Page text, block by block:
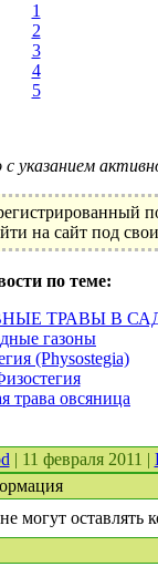
1
2
3
4
5
указанием
на сайт под
по теме:
ТРАВЫ В
газоны
(Physostegia)
трава овсяница
| 11 февраля 2011 |
могут оставлять